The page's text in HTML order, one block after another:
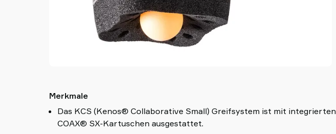
Merkmale
Das KCS (Kenos® Collaborative Small) Greifsystem ist mit integrierten
COAX® SX-Kartuschen ausgestattet.